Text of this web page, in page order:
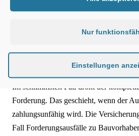
Forderungen absichern können, gibt
Handwerksbetriebe und
Im schlimmsten Fall droht der
Forderung. Das geschieht, wenn der
zahlungsunfähig wird. Die
Fall Forderungsausfälle zu
Nur
Einstellungen